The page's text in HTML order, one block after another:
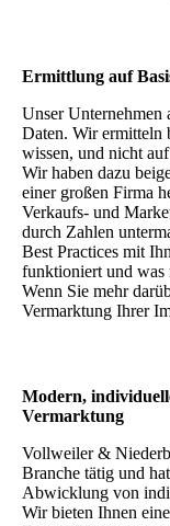
Ermittlung auf
Unser Unternehmen
Daten. Wir ermitteln
wissen, und nicht
Wir haben dazu
einer großen Firma
Verkaufs- und
durch Zahlen
Best Practices mit
funktioniert und was
Wenn Sie mehr
Vermarktung Ihrer
Modern,
Vermarktung
Vollweiler &
Branche tätig und
Abwicklung von
Wir bieten Ihnen